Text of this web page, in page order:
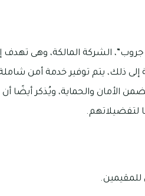
الشركة المالكة، وهى تهدف
إلى ذلك، يتم توفير خدمة أمن
الأمان والحماية، ويُذكر أيضًا أن
لتفضيلاتهم.